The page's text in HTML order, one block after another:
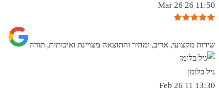
11:50 26 Mar 26
שירות מקצועי, אדיב, ומהיר והתוצאה מצויינת ואיכותית, תודה
גיל בלומן
13:30 11 Feb 26